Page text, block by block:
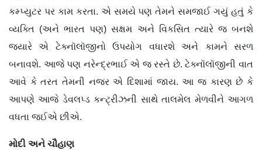
કમ્પ્યુટર પર કામ કરતા. એ સમયે પણ તેમને સમજાઈ ગયું હતું કે
વ્યક્તિ (અને ભારત પણ) સક્ષમ અને વિકસિત ત્યારે જ બનશે
જ્યારે એ ટેક્નૉલૉજીનો ઉપયોગ વધારશે અને કામને સરળ
બનાવશે. આજે પણ નરેન્દ્રભાઈ એ જ રસ્તે છે. ટેક્નૉલૉજીની વાત
આવે કે તરત તેમની નજર એ દિશામાં જાય. આ જ કારણ છે કે
આપણે આજે ડેવલપ્ડ કન્ટ્રીઝની સાથે તાલમેલ મેળવીને આગળ
વધતા જઈએ છીએ.
મોદી અને ચૌહાણ